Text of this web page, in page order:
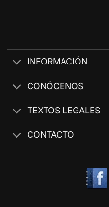
INFORMACIÓN
CONÓCENOS
TEXTOS LEGALES
CONTACTO